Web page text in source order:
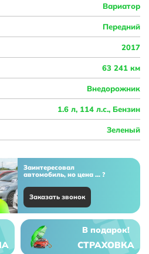
Вариатор
Передний
2017
63 241 км
Внедорожник
1.6 л, 114 л.с., Бензин
Зеленый
Заинтересовал
автомобиль, но цена ... ?
Заказать звонок
В подарок!
СТРАХОВКА